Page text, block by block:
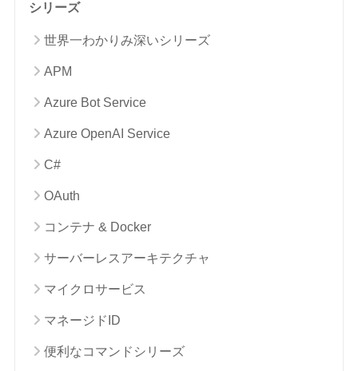
シリーズ
世界一わかりみ深いシリーズ
APM
Azure Bot Service
Azure OpenAI Service
C#
OAuth
コンテナ & Docker
サーバーレスアーキテクチャ
マイクロサービス
マネージドID
便利なコマンドシリーズ